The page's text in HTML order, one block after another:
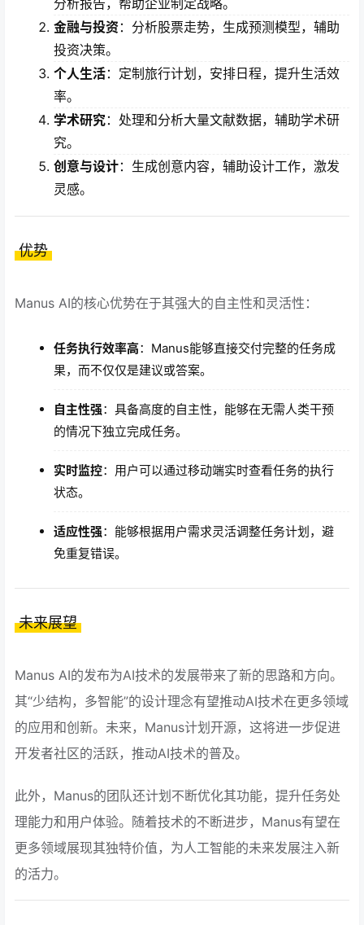
金融与投资：分析股票走势，生成预测模型，辅助
投资决策。
个人生活：定制旅行计划，安排日程，提升生活效
率。
学术研究：处理和分析大量文献数据，辅助学术研
究。
创意与设计：生成创意内容，辅助设计工作，激发
灵感。
优势
Manus AI的核心优势在于其强大的自主性和灵活性：
任务执行效率高：Manus能够直接交付完整的任务成
果，而不仅仅是建议或答案。
自主性强：具备高度的自主性，能够在无需人类干预
的情况下独立完成任务。
实时监控：用户可以通过移动端实时查看任务的执行
状态。
适应性强：能够根据用户需求灵活调整任务计划，避
免重复错误。
未来展望
Manus AI的发布为AI技术的发展带来了新的思路和方向。
其“少结构，多智能”的设计理念有望推动AI技术在更多领域
的应用和创新。未来，Manus计划开源，这将进一步促进
开发者社区的活跃，推动AI技术的普及。
此外，Manus的团队还计划不断优化其功能，提升任务处
理能力和用户体验。随着技术的不断进步，Manus有望在
更多领域展现其独特价值，为人工智能的未来发展注入新
的活力。